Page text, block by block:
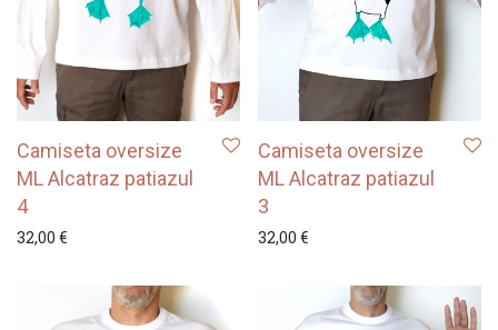
Camiseta oversize
ML Alcatraz patiazul
4
32,00 €
Camiseta oversize
ML Alcatraz patiazul
3
32,00 €